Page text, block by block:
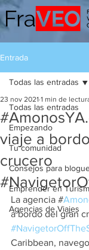
Entrada
Todas las entradas
Empezando
Tu comunidad
Consejos para
Emprender en
Agencias de Viajes
Todas las entradas
viaje a
crucero
23 nov 2021 1 min de
La agencia #
a bordo del gran
Caribbean,